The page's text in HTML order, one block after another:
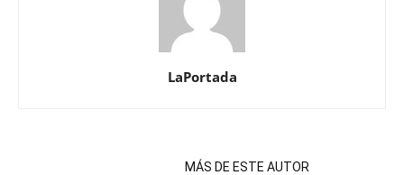
LaPortada
MÁS DE ESTE AUTOR